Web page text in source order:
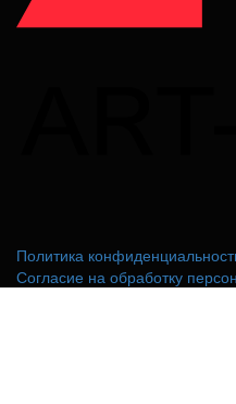
Политика
Согласие на обработку